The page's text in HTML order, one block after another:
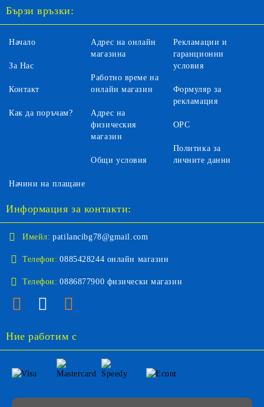
Бързи връзки:
Начало
За Нас
Контакт
Как да поръчам?
Адрес на онлайн
магазина
Работно време на
онлайн магазин
Адрес на
физическия
магазин
Общи условия
Рекламации и
гаранционни
условия
Формуляр за
рекламация
ОРС
Политика за
личните данни
Начини на плащане
Информация за контакти:
Имейл: patilancibg78@gmail.com
Телефон: 0885428244 онлайн магазин
Телефон: 0886877900 физически магазин
Ние работим с